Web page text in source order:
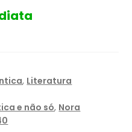
, Literatura
e não só, Nora